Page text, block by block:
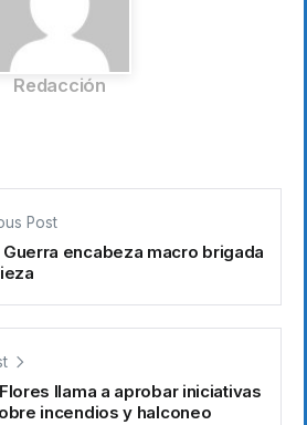
Redacción
Post
Guerra encabeza macro brigada
llama a aprobar iniciativas
incendios y halconeo